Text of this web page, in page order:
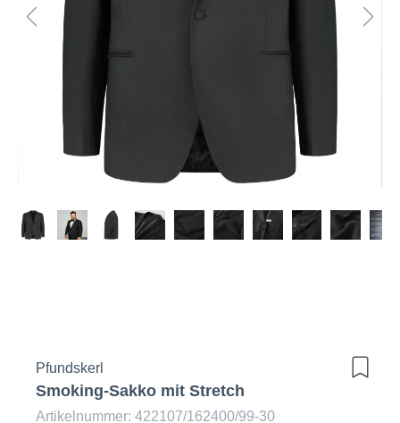
Pfundskerl
Smoking-Sakko mit Stretch
Artikelnummer: 422107/162400/99-30